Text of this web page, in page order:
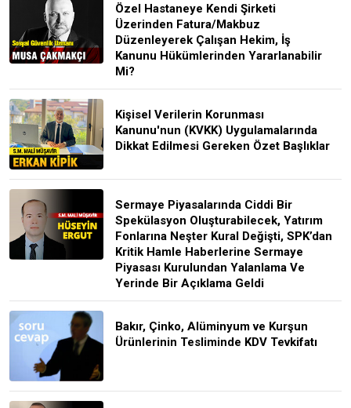
Özel Hastaneye Kendi Şirketi
Üzerinden Fatura/Makbuz
Düzenleyerek Çalışan Hekim, İş
Kanunu Hükümlerinden Yararlanabilir
Mi?
Kişisel Verilerin Korunması
Kanunu'nun (KVKK) Uygulamalarında
Dikkat Edilmesi Gereken Özet Başlıklar
Sermaye Piyasalarında Ciddi Bir
Spekülasyon Oluşturabilecek, Yatırım
Fonlarına Neşter Kural Değişti, SPK’dan
Kritik Hamle Haberlerine Sermaye
Piyasası Kurulundan Yalanlama Ve
Yerinde Bir Açıklama Geldi
Bakır, Çinko, Alüminyum ve Kurşun
Ürünlerinin Tesliminde KDV Tevkifatı